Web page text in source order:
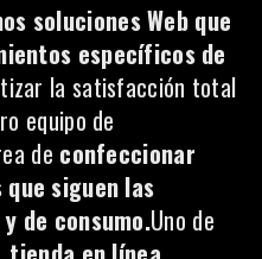
soluciones Web que
específicos de
la satisfacción total
equipo de
de confeccionar
siguen las
de consumo.Uno de